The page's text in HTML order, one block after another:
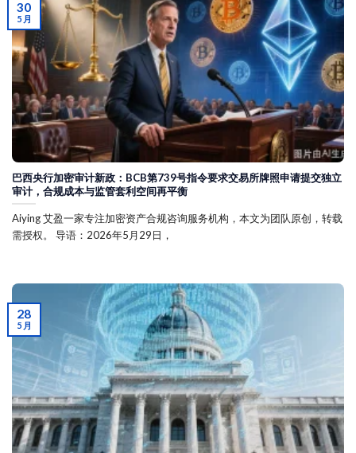
巴西央行加密审计新政：BCB第739号指令要求交易所牌照申请提交独立
审计，合规成本与监管套利空间再平衡
Aiying 艾盈一家专注加密资产合规咨询服务机构，本文为团队原创，转载
需授权。 导语：2026年5月29日，
30
5 月
28
5 月